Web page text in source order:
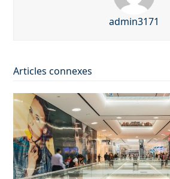
admin3171
Articles connexes